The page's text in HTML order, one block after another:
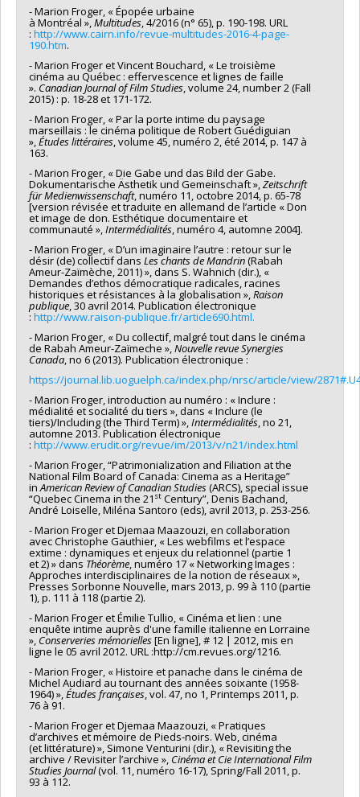
- Marion Froger, « Épopée urbaine
à Montréal »,Multitudes, 4/2016 (n° 65), p. 190-198. URL
: http://www.cairn.info/revue-multitudes-2016-4-page-
190.htm.
- Marion Froger et Vincent Bouchard, « Le troisième
cinéma au Québec : effervescence et lignes de faille
». Canadian Journal of Film Studies, volume 24, number 2 (Fall
2015) : p. 18-28 et 171-172.
- Marion Froger, « Par la porte intime du paysage
marseillais : le cinéma politique de Robert Guédiguian
»,Études littéraires, volume 45, numéro 2, été 2014, p. 147 à
163.
- Marion Froger, « Die Gabe und das Bild der Gabe.
Dokumentarische Ästhetik und Gemeinschaft »,Zeitschrift
für Medienwissenschaft, numéro 11, octobre 2014, p. 65-78
[version révisée et traduite en allemand de l’article « Don
et image de don. Esthétique documentaire et
communauté »,Intermédialités, numéro 4, automne 2004].
- Marion Froger, « D’un imaginaire l’autre : retour sur le
désir (de) collectif dans Les chants de Mandrin(Rabah
Ameur-Zaïmèche, 2011) », dans S. Wahnich (dir.), «
Demandes d’ethos démocratique radicales, racines
historiques et résistances à la globalisation »,Raison
publique, 30 avril 2014. Publication électronique
: http://www.raison-publique.fr/article690.html.
- Marion Froger, « Du collectif, malgré tout dans le cinéma
de Rabah Ameur-Zaïmeche »,Nouvelle revue Synergies
Canada, no 6 (2013). Publication électronique :
https://journal.lib.uoguelph.ca/index.php/nrsc/article/view/
- Marion Froger, introduction au numéro : « Inclure :
médialité et socialité du tiers », dans « Inclure (le
tiers)/Including (the Third Term) »,Intermédialités, no 21,
automne 2013. Publication électronique
: http://www.erudit.org/revue/im/2013/v/n21/index.html
- Marion Froger, “Patrimonialization and Filiation at the
National Film Board of Canada: Cinema as a Heritage”
inAmerican Review of Canadian Studies(ARCS), special issue
“Quebec Cinema in the 21 st Century”, Denis Bachand,
André Loiselle, Miléna Santoro (eds), avril 2013, p. 253-256.
- Marion Froger et Djemaa Maazouzi, en collaboration
avec Christophe Gauthier, « Les webfilms et l’espace
extime : dynamiques et enjeux du relationnel (partie 1
et 2) » dans Théorème, numéro 17 « Networking Images :
Approches interdisciplinaires de la notion de réseaux »,
Presses Sorbonne Nouvelle, mars 2013, p. 99 à 110 (partie
1), p. 111 à 118 (partie 2).
- Marion Froger et Émilie Tullio, « Cinéma et lien : une
enquête intime auprès d'une famille italienne en Lorraine
», Conserveries mémorielles[En ligne], # 12 | 2012, mis en
ligne le 05 avril 2012. URL :http://cm.revues.org/1216.
- Marion Froger, « Histoire et panache dans le cinéma de
Michel Audiard au tournant des années soixante (1958-
1964) »,Études françaises, vol. 47, no 1, Printemps 2011, p.
76 à 91.
- Marion Froger et Djemaa Maazouzi, « Pratiques
d’archives et mémoire de Pieds-noirs. Web, cinéma
(et littérature) », Simone Venturini (dir.), « Revisiting the
archive / Revisiter l’archive », Cinéma et CieInternational Film
Studies Journal(vol. 11, numéro 16-17), Spring/Fall 2011, p.
93 à 112.